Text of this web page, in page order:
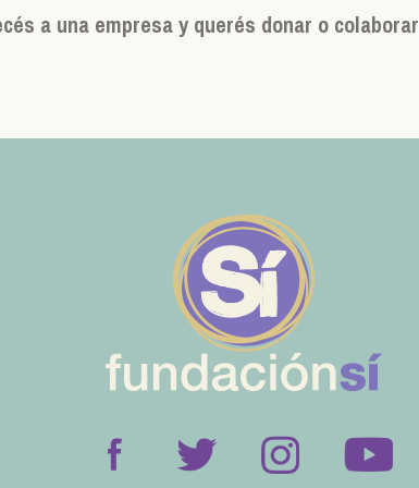
a una empresa y querés donar o colaborar